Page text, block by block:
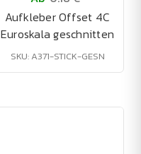
Aufkleber Offset 4C
Euroskala geschnitten
SKU: A371-STICK-GESN